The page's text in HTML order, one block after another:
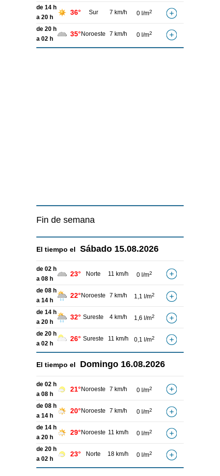
de 14 h
a 20 h
36° Sur 7 km/h 0 l/m2
de 20 h
a 02 h
35° Noroeste 7 km/h 0 l/m2
Fin de semana
El tiempo el Sábado 15.08.2026
de 02 h
a 08 h
23° Norte 11 km/h 0 l/m2
de 08 h
a 14 h
22° Noroeste 7 km/h 1,1 l/m2
de 14 h
a 20 h
32° Sureste 4 km/h 1,6 l/m2
de 20 h
a 02 h
26° Sureste 11 km/h 0,1 l/m2
El tiempo el Domingo 16.08.2026
de 02 h
a 08 h
21° Noroeste 7 km/h 0 l/m2
de 08 h
a 14 h
20° Noroeste 7 km/h 0 l/m2
de 14 h
a 20 h
29° Noroeste 11 km/h 0 l/m2
de 20 h
a 02 h
23° Norte 18 km/h 0 l/m2